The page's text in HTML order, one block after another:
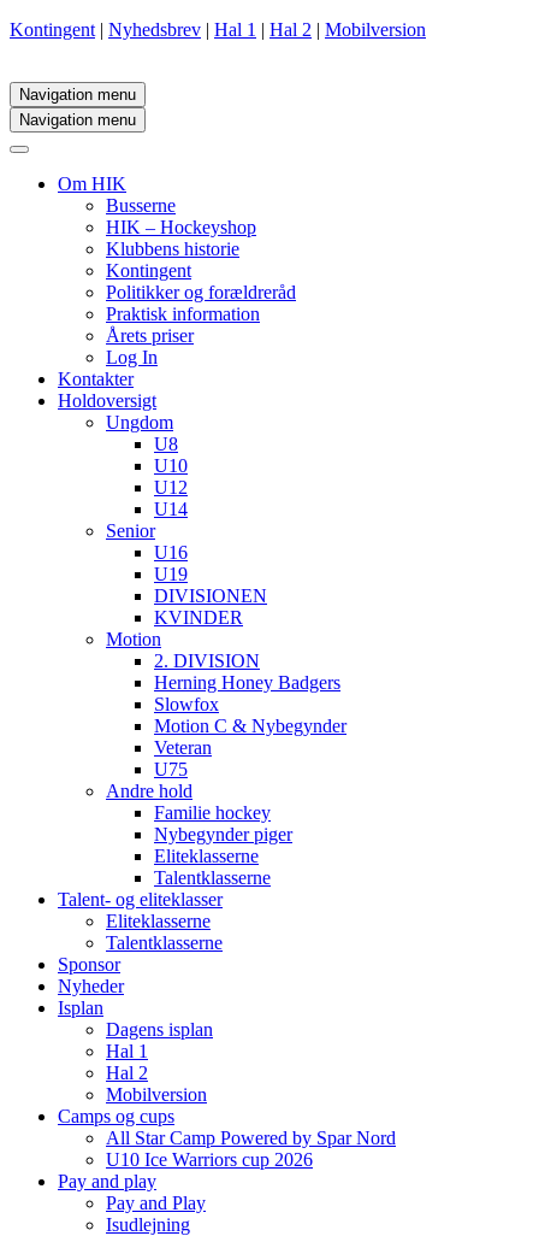
Kontingent | Nyhedsbrev | Hal 1 | Hal 2 | Mobilversion
Navigation menu
Navigation menu
Om HIK
Busserne
HIK – Hockeyshop
Klubbens historie
Kontingent
Politikker og forældreråd
Praktisk information
Årets priser
Log In
Kontakter
Holdoversigt
Ungdom
U8
U10
U12
U14
Senior
U16
U19
DIVISIONEN
KVINDER
Motion
2. DIVISION
Herning Honey Badgers
Slowfox
Motion C & Nybegynder
Veteran
U75
Andre hold
Familie hockey
Nybegynder piger
Eliteklasserne
Talentklasserne
Talent- og eliteklasser
Eliteklasserne
Talentklasserne
Sponsor
Nyheder
Isplan
Dagens isplan
Hal 1
Hal 2
Mobilversion
Camps og cups
All Star Camp Powered by Spar Nord
U10 Ice Warriors cup 2026
Pay and play
Pay and Play
Isudlejning